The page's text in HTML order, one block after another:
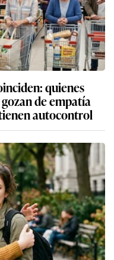
quienes
de empatía
autocontrol